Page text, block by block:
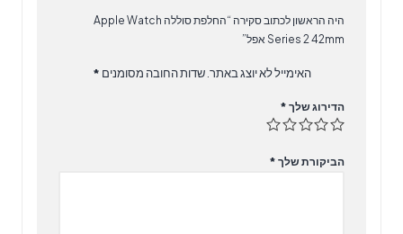
היה הראשון לכתוב סקירה “החלפת סוללה Apple Watch
Series 2 42mm אפל”
האימייל לא יוצג באתר. שדות החובה מסומנים *
הדירוג שלך *
הביקורת שלך *